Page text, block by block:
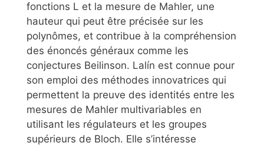
fonctions L et la mesure de Mahler, une
hauteur qui peut être précisée sur les
polynômes, et contribue à la compréhension
des énoncés généraux comme les
conjectures Beilinson. Lalín est connue pour
son emploi des méthodes innovatrices qui
permettent la preuve des identités entre les
mesures de Mahler multivariables en
utilisant les régulateurs et les groupes
supérieurs de Bloch. Elle s’intéresse